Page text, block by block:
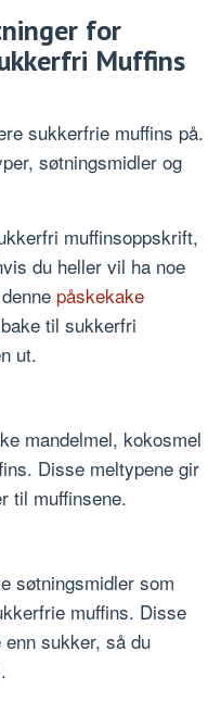
for
Muffins
sukkerfrie muffins på.
søtningsmidler og
muffinsoppskrift,
du heller vil ha noe
påskekake
til sukkerfri
ut.
mandelmel, kokosmel
Disse meltypene gir
til muffinsene.
søtningsmidler som
muffins. Disse
sukker, så du